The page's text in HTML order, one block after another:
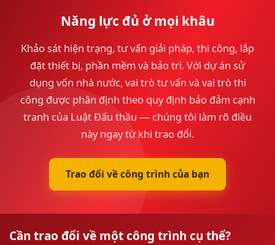
Năng lực đủ ở mọi khâu
Khảo sát hiện trạng, tư vấn giải pháp, thi công, lắp
đặt thiết bị, phần mềm và bảo trì. Với dự án sử
dụng vốn nhà nước, vai trò tư vấn và vai trò thi
công được phân định theo quy định bảo đảm cạnh
tranh của Luật Đấu thầu — chúng tôi làm rõ điều
này ngay từ khi trao đổi.
Trao đổi về công trình của bạn
Cần trao đổi về một công trình cụ thể?